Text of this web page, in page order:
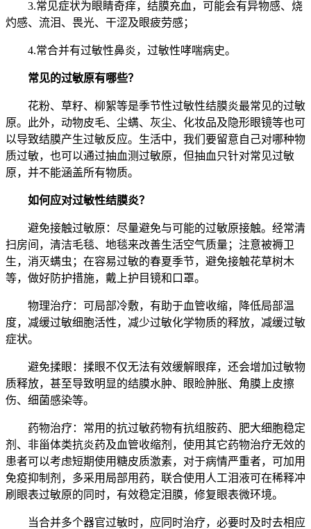
3.常见症状为眼睛奇痒，结膜充血，可能会有异物感、烧
灼感、流泪、畏光、干涩及眼疲劳感；
4.常合并有过敏性鼻炎，过敏性哮喘病史。
常见的过敏原有哪些？
花粉、草籽、柳絮等是季节性过敏性结膜炎最常见的过敏
原。此外，动物皮毛、尘螨、灰尘、化妆品及隐形眼镜等也可
以导致结膜产生过敏反应。生活中，我们要留意自己对哪种物
质过敏，也可以通过抽血测过敏原，但抽血只针对常见过敏
原，并不能涵盖所有物质。
如何应对过敏性结膜炎？
避免接触过敏原：尽量避免与可能的过敏原接触。经常清
扫房间，清洁毛毯、地毯来改善生活空气质量；注意被褥卫
生，消灭螨虫；在容易过敏的春夏季节，避免接触花草树木
等，做好防护措施，戴上护目镜和口罩。
物理治疗：可局部冷敷，有助于血管收缩，降低局部温
度，减缓过敏细胞活性，减少过敏化学物质的释放，减缓过敏
症状。
避免揉眼：揉眼不仅无法有效缓解眼痒，还会增加过敏物
质释放，甚至导致明显的结膜水肿、眼睑肿胀、角膜上皮擦
伤、细菌感染等。
药物治疗：常用的抗过敏药物有抗组胺药、肥大细胞稳定
剂、非甾体类抗炎药及血管收缩剂，使用其它药物治疗无效的
患者可以考虑短期使用糖皮质激素，对于病情严重者，可加用
免疫抑制剂，多采用局部用药，联合使用人工泪液可在稀释冲
刷眼表过敏原的同时，有效稳定泪膜，修复眼表微环境。
当合并多个器官过敏时，应同时治疗，必要时及时去相应